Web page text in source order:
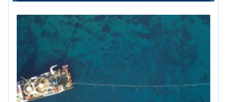
konutlara 36 ay